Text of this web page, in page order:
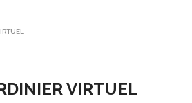
VIRTUEL